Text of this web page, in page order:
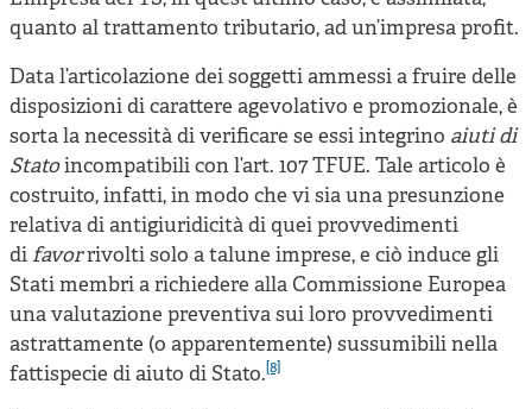
quanto al trattamento tributario, ad un’impresa profit.
Data l’articolazione dei soggetti ammessi a fruire delle
disposizioni di carattere agevolativo e promozionale, è
sorta la necessità di verificare se essi integrino aiuti di
Statoincompatibili con l’art. 107 TFUE. Tale articolo è
costruito, infatti, in modo che vi sia una presunzione
relativa di antigiuridicità di quei provvedimenti
difavorrivolti solo a talune imprese, e ciò induce gli
Stati membri a richiedere alla Commissione Europea
una valutazione preventiva sui loro provvedimenti
astrattamente (o apparentemente) sussumibili nella
fattispecie di aiuto di Stato.[8]